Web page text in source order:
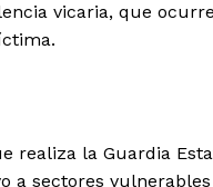
vicaria, que
la Guardia
a sectores